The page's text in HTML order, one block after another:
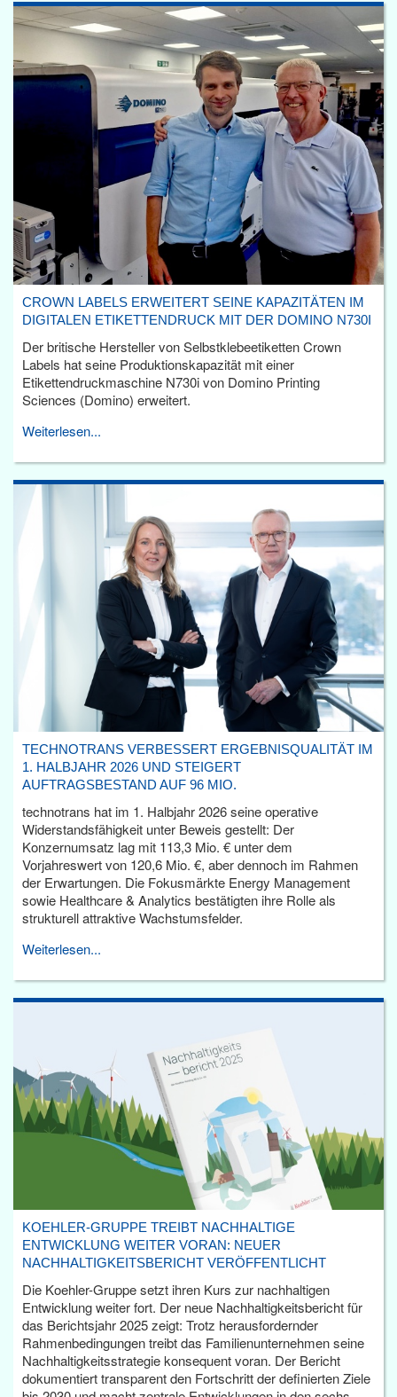
CROWN LABELS ERWEITERT SEINE KAPAZITÄTEN IM
DIGITALEN ETIKETTENDRUCK MIT DER DOMINO N730I
Der britische Hersteller von Selbstklebeetiketten Crown
Labels hat seine Produktionskapazität mit einer
Etikettendruckmaschine N730i von Domino Printing
Sciences (Domino) erweitert.
Weiterlesen...
TECHNOTRANS VERBESSERT ERGEBNISQUALITÄT IM
1. HALBJAHR 2026 UND STEIGERT
AUFTRAGSBESTAND AUF 96 MIO.
technotrans hat im 1. Halbjahr 2026 seine operative
Widerstandsfähigkeit unter Beweis gestellt: Der
Konzernumsatz lag mit 113,3 Mio. € unter dem
Vorjahreswert von 120,6 Mio. €, aber dennoch im Rahmen
der Erwartungen. Die Fokusmärkte Energy Management
sowie Healthcare & Analytics bestätigten ihre Rolle als
strukturell attraktive Wachstumsfelder.
Weiterlesen...
KOEHLER-GRUPPE TREIBT NACHHALTIGE
ENTWICKLUNG WEITER VORAN: NEUER
NACHHALTIGKEITSBERICHT VERÖFFENTLICHT
Die Koehler-Gruppe setzt ihren Kurs zur nachhaltigen
Entwicklung weiter fort. Der neue Nachhaltigkeitsbericht für
das Berichtsjahr 2025 zeigt: Trotz herausfordernder
Rahmenbedingungen treibt das Familienunternehmen seine
Nachhaltigkeitsstrategie konsequent voran. Der Bericht
dokumentiert transparent den Fortschritt der definierten Ziele